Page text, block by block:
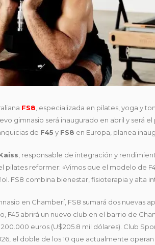
FS8 , especializada en pilates, yoga y
gimnasio será inaugurado en abril y será
de F45 y FS8 en Europa, planea
, responsable de integración y
pilates reformer: «Vimos que el modelo de
FS8 combina bienestar, fisioterapia y alta
en Chamberí, FS8 sumará dos nuevas
F45 abrirá un nuevo club en el barrio de
euros (U$205.8 mil dólares). Club
el doble de los 10 que actualmente operan